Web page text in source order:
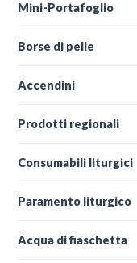
Mini-Portafoglio
Borse di pelle
Accendini
Prodotti regionali
Consumabili liturgici
Paramento liturgico
Acqua di fiaschetta